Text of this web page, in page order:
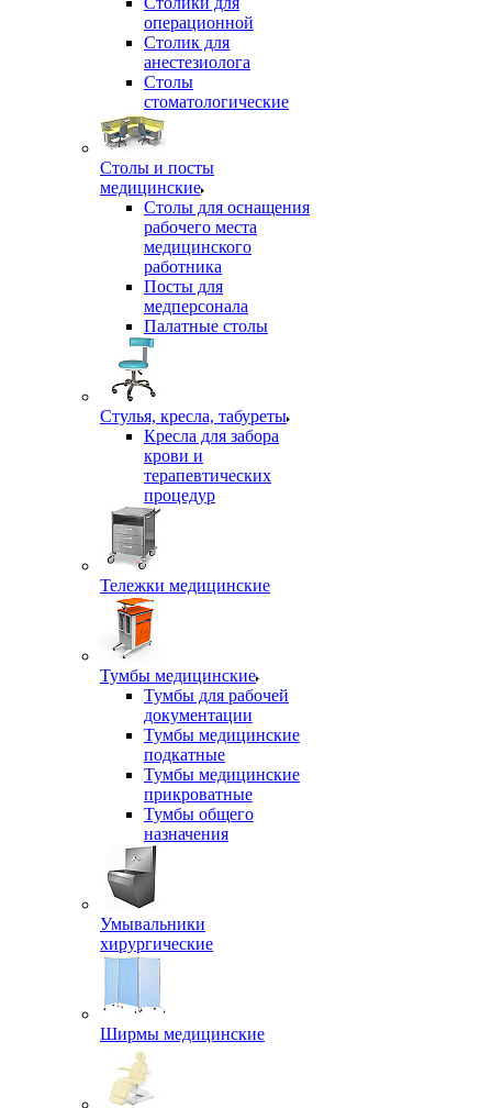
операционной
Столик для
анестезиолога
Столы
стоматологические
Столы и посты
медицинские
Столы для оснащения
рабочего места
медицинского
работника
Посты для
медперсонала
Палатные столы
Стулья, кресла, табуреты
Кресла для забора
крови и
терапевтических
процедур
Тележки медицинские
Тумбы медицинские
Тумбы для рабочей
документации
Тумбы медицинские
подкатные
Тумбы медицинские
прикроватные
Тумбы общего
назначения
Умывальники
хирургические
Ширмы медицинские